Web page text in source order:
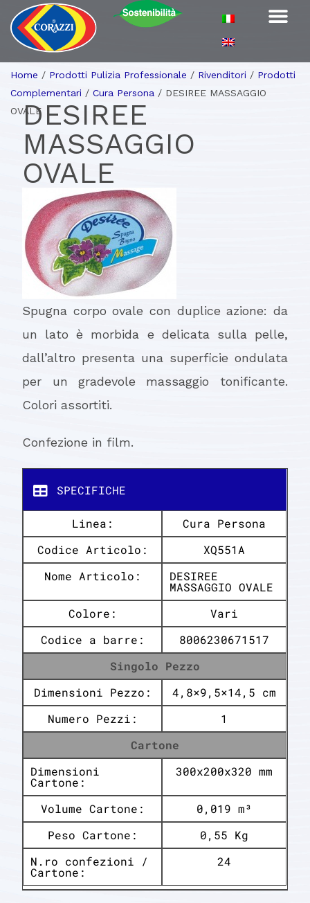
Home / Prodotti Pulizia Professionale / Rivenditori / Prodotti
Complementari / Cura Persona / DESIREE MASSAGGIO
OVALE
DESIREE
MASSAGGIO
OVALE
Spugna corpo ovale con duplice azione: da
un lato è morbida e delicata sulla pelle,
dall’altro presenta una superficie ondulata
per un gradevole massaggio tonificante.
Colori assortiti.
Confezione in film.
SPECIFICHE
Linea:
Cura Persona
Codice Articolo:
XQ551A
Nome Articolo:
DESIREE
MASSAGGIO OVALE
Colore:
Vari
Codice a barre:
8006230671517
Singolo Pezzo
Dimensioni Pezzo:
4,8×9,5×14,5 cm
Numero Pezzi:
1
Cartone
Dimensioni
Cartone:
300x200x320 mm
Volume Cartone:
0,019 m³
Peso Cartone:
0,55 Kg
N.ro confezioni /
Cartone:
24